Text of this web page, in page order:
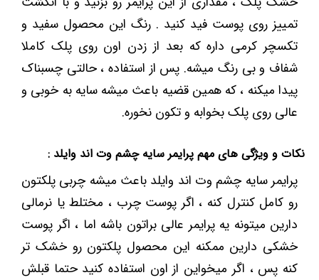
تمییز روی پوست فید کنید . رنگ این محصول سفید و
تکسچر کرمی داره که بعد از زدن اون روی پلک کاملا
شفاف و بی رنگ میشه. پس از استفاده ، حالتی چسبناک
پیدا میکنه ، که همین قضیه باعث میشه سایه به خوبی و
عالی روی پلک بخوابه و تکون نخوره.
نکات و ویژگی های مهم پرایمر سایه چشم وت اند وایلد :
پرایمر سایه چشم وت اند وایلد باعث میشه چربی پلکتون
رو کامل کنترل کنه ، اگر پوست چرب ، مختلط یا نرمالی
دارین میتونه یه پرایمر عالی براتون باشه اما ، اگر پوست
خشکی دارین ممکنه این محصول پلکتون رو خشک تر
کنه پس ، اگر میخواین از اون استفاده کنید حتما قبلش